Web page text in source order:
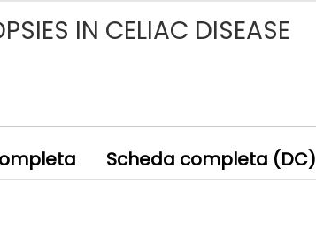
IN CELIAC DISEASE
Scheda completa (DC)